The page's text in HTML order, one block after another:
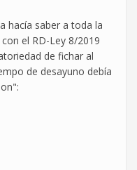
hacía saber a toda la
el RD-Ley 8/2019
de fichar al
de desayuno debía